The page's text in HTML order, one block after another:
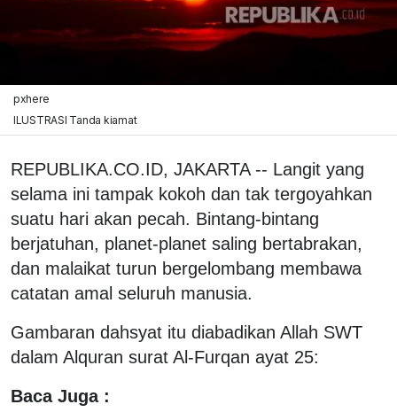
pxhere
ILUSTRASI Tanda kiamat
REPUBLIKA.CO.ID, JAKARTA -- Langit yang
selama ini tampak kokoh dan tak tergoyahkan
suatu hari akan pecah. Bintang-bintang
berjatuhan, planet-planet saling bertabrakan,
dan malaikat turun bergelombang membawa
catatan amal seluruh manusia.
Gambaran dahsyat itu diabadikan Allah SWT
dalam Alquran surat Al-Furqan ayat 25:
Baca Juga :